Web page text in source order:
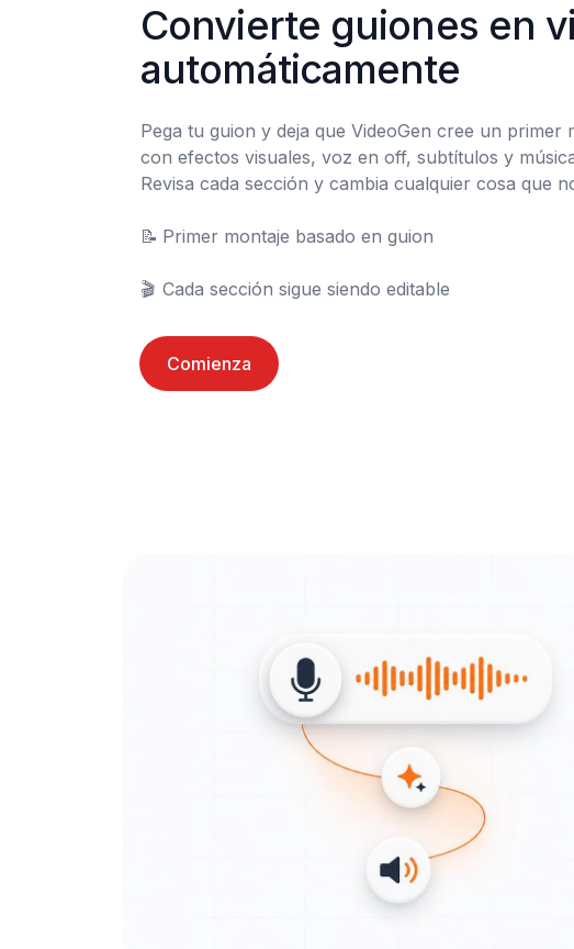
Convierte guiones en
automáticamente
Pega tu guion y deja que VideoGen cree un primer
con efectos visuales, voz en off, subtítulos y
Revisa cada sección y cambia cualquier cosa que
📝	Primer montaje basado en guion
🎬	Cada sección sigue siendo editable
Comienza